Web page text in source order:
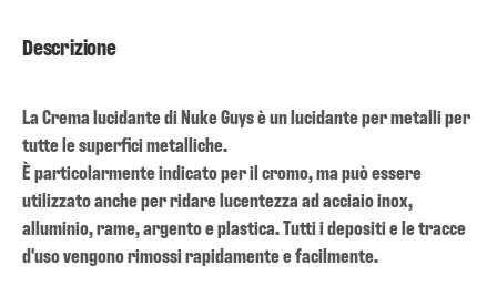
Descrizione
La Crema lucidante di Nuke Guys è un lucidante per metalli per
tutte le superfici metalliche.
È particolarmente indicato per il cromo, ma può essere
utilizzato anche per ridare lucentezza ad acciaio inox,
alluminio, rame, argento e plastica. Tutti i depositi e le tracce
d'uso vengono rimossi rapidamente e facilmente.